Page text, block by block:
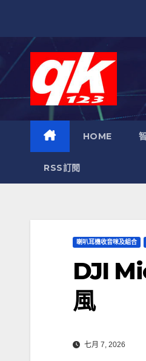
HOME
RSS訂閱
喇叭耳機收音咪及組合
DJI
風
七月 7, 2026